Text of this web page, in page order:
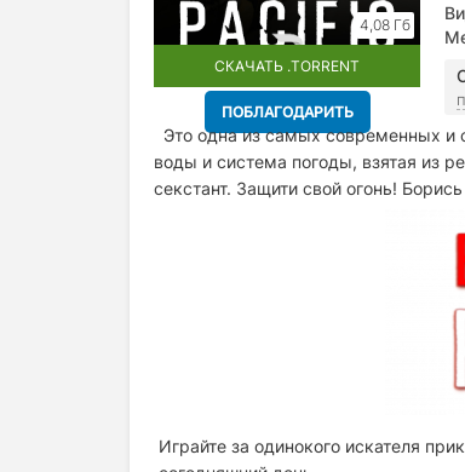
4,08 Гб
СКАЧАТЬ .TORRENT
ПОБЛАГОДАРИТЬ
Это одна из самых современных и
воды и система погоды, взятая из
секстант. Защити свой огонь!
Играйте за одинокого искателя